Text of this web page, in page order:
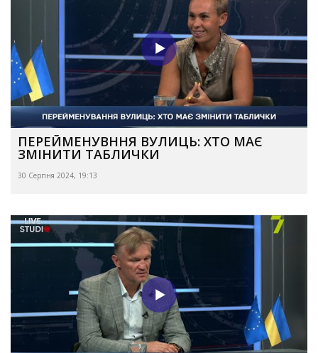
ПЕРЕЙМЕНУВННЯ ВУЛИЦЬ: ХТО МАЄ
ЗМІНИТИ ТАБЛИЧКИ
30 Серпня 2024, 19:13